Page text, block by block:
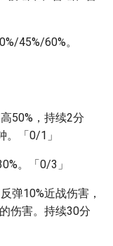
45%/60%。
50%，持续2分
。「0/1」
。「0/3」
弹10%近战伤害，
伤害。持续30分